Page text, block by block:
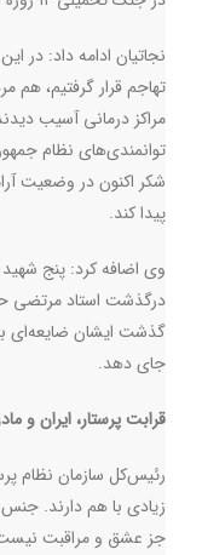
نجاتیان ادامه داد:‌
تهاجم قرار گرفتیم، هم
مراکز درمانی آسیب
توانمندی‌های نظام
شکر اکنون در وضعیت
پیدا کند.
وی اضافه کرد:‌ پنج
درگذشت استاد مرتضی
گذشت ایشان ضایعه‌ای
جای دهد.
قرابت پرستار، ایران و
رئیس‌کل سازمان نظام
زیادی با هم دارند.
جز عشق و مراقبت